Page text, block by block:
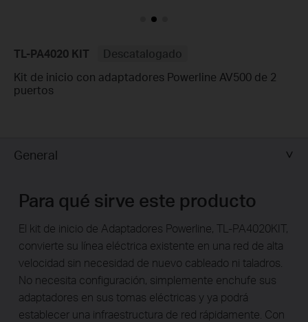
TL-PA4020 KIT
Descatalogado
Kit de inicio con adaptadores Powerline AV500 de 2
puertos
General
Para qué sirve este producto
El kit de inicio de Adaptadores Powerline, TL-PA4020KIT,
convierte su línea eléctrica existente en una red de alta
velocidad sin necesidad de nuevo cableado ni taladros.
No necesita configuración, simplemente enchufe sus
adaptadores en sus tomas eléctricas y ya podrá
establecer una infraestructura de red rápidamente. Con